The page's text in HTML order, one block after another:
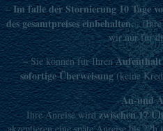
–Im falle der Stornierung 10 Tage
des gesamtpreises einbehalten.. (Ihre
wir nur für
– Sie können für Ihren
sofortigeÜberweisung(keine
An-und
Ihre Anreise wirdzwischen 17
akzeptieren eine späte Anreise bis